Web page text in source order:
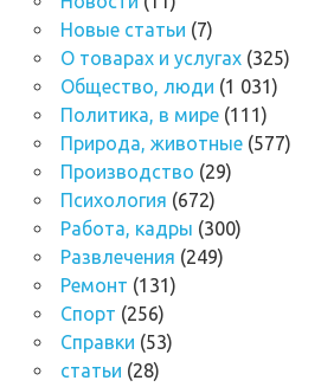
Новые статьи (7)
О товарах и услугах(325)
Общество, люди (1 031)
Политика, в мире(111)
Природа, животные(577)
Производство (29)
Психология (672)
Работа, кадры (300)
Развлечения (249)
Ремонт (131)
Спорт (256)
Справки (53)
статьи (28)